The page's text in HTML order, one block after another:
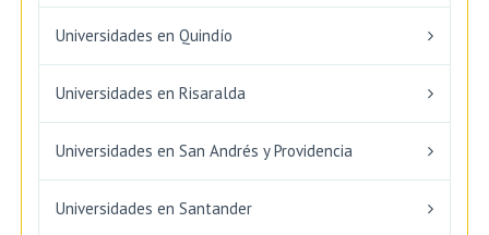
Universidades en Quindío
Universidades en Risaralda
Universidades en San Andrés y Providencia
Universidades en Santander